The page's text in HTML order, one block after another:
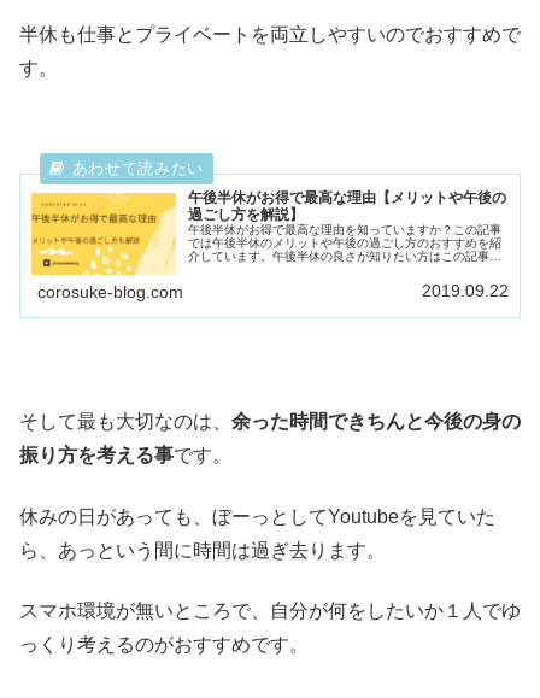
半休も仕事とプライベートを両立しやすいのでおすすめで
す。
午後半休がお得で最高な理由【メリットや午後の
過ごし方を解説】
午後半休がお得で最高な理由を知っていますか？この記事
では午後半休のメリットや午後の過ごし方のおすすめを紹
介しています。午後半休の良さが知りたい方はこの記事を
corosuke-blog.com 2019.09.22
そして最も大切なのは、 余った時間できちんと今後の身の
振り方を考える事です。
休みの日があっても、ぼーっとしてYoutubeを見ていた
ら、あっという間に時間は過ぎ去ります。
スマホ環境が無いところで、自分が何をしたいか１人でゆ
っくり考えるのがおすすめです。